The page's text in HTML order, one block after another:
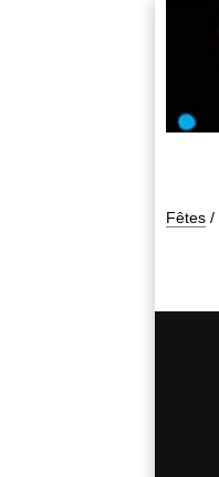
Fêtes /